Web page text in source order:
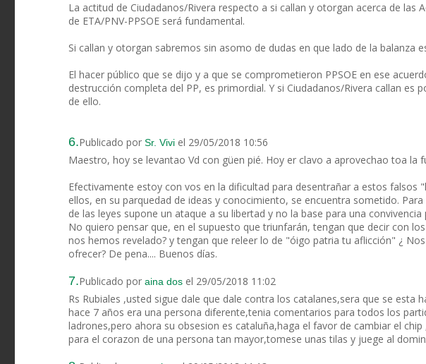
La actitud de Ciudadanos/Rivera respecto a si callan y otorgan acerca de las
de ETA/PNV-PPSOE será fundamental.
Si callan y otorgan sabremos sin asomo de dudas en que lado de la balanza
El hacer público que se dijo y a que se comprometieron PPSOE en ese
destrucción completa del PP, es primordial. Y si Ciudadanos/Rivera callan es
de ello.
6.Publicado por Sr. Vivi el 29/05/2018 10:56
Maestro, hoy se levantao Vd con güen pié. Hoy er clavo a aprovechao toa la
Efectivamente estoy con vos en la dificultad para desentrañar a estos falsos
ellos, en su parquedad de ideas y conocimiento, se encuentra sometido.
de las leyes supone un ataque a su libertad y no la base para una convivencia
No quiero pensar que, en el supuesto que triunfarán, tengan que decir con
nos hemos revelado? y tengan que releer lo de "óigo patria tu aflicción" ¿
ofrecer? De pena.... Buenos días.
7.Publicado por aina dos el 29/05/2018 11:02
Rs Rubiales ,usted sigue dale que dale contra los catalanes,sera que se esta
hace 7 años era una persona diferente,tenia comentarios para todos los
ladrones,pero ahora su obsesion es cataluña,haga el favor de cambiar el
para el corazon de una persona tan mayor,tomese unas tilas y juege al